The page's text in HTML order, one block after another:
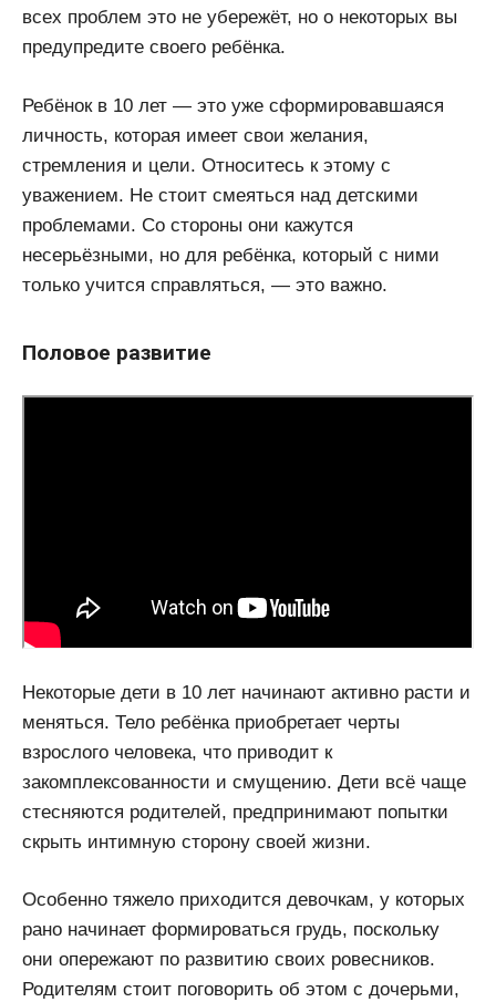
всех проблем это не убережёт, но о некоторых вы
предупредите своего ребёнка.
Ребёнок в 10 лет — это уже сформировавшаяся
личность, которая имеет свои желания,
стремления и цели. Относитесь к этому с
уважением. Не стоит смеяться над детскими
проблемами. Со стороны они кажутся
несерьёзными, но для ребёнка, который с ними
только учится справляться, — это важно.
Половое развитие
Некоторые дети в 10 лет начинают активно расти и
меняться. Тело ребёнка приобретает черты
взрослого человека, что приводит к
закомплексованности и смущению. Дети всё чаще
стесняются родителей, предпринимают попытки
скрыть интимную сторону своей жизни.
Особенно тяжело приходится девочкам, у которых
рано начинает формироваться грудь, поскольку
они опережают по развитию своих ровесников.
Родителям стоит поговорить об этом с дочерьми,